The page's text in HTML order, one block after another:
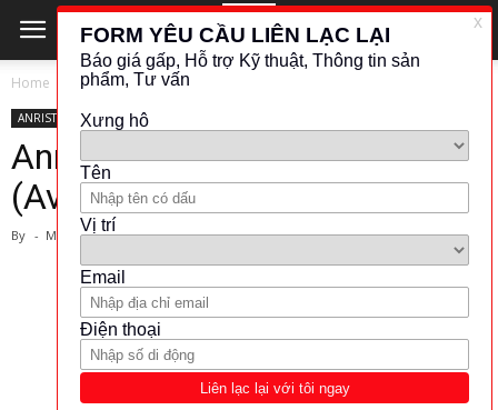
Home ANRISTSU
ANRISTSU KHÁC (ĐO LƯỜNG - KIỂM TRA)
Anritsu-USB Power Sensor
(Average) (Model:MA24106A)
By - March 1, 2024 783
4405